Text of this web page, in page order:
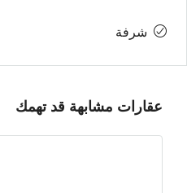
شرفة
عقارات مشابهة قد تهمك